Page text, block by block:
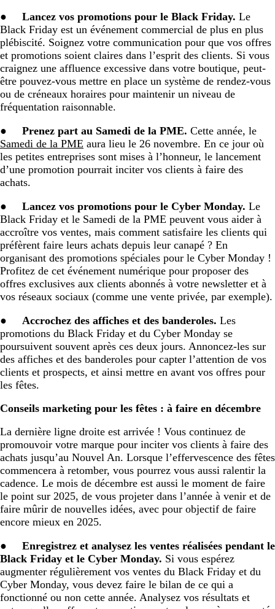
● Lancez vos promotions pour le Black Friday. Le
Black Friday est un événement commercial de plus en plus
plébiscité. Soignez votre communication pour que vos offres
et promotions soient claires dans l’esprit des clients. Si vous
craignez une affluence excessive dans votre boutique, peut-
être pouvez-vous mettre en place un système de rendez-vous
ou de créneaux horaires pour maintenir un niveau de
fréquentation raisonnable.
● Prenez part au Samedi de la PME. Cette année, le
Samedi de la PME aura lieu le 26 novembre. En ce jour où
les petites entreprises sont mises à l’honneur, le lancement
d’une promotion pourrait inciter vos clients à faire des
achats.
● Lancez vos promotions pour le Cyber Monday. Le
Black Friday et le Samedi de la PME peuvent vous aider à
accroître vos ventes, mais comment satisfaire les clients qui
préfèrent faire leurs achats depuis leur canapé ? En
organisant des promotions spéciales pour le Cyber Monday !
Profitez de cet événement numérique pour proposer des
offres exclusives aux clients abonnés à votre newsletter et à
vos réseaux sociaux (comme une vente privée, par exemple).
● Accrochez des affiches et des banderoles. Les
promotions du Black Friday et du Cyber Monday se
poursuivent souvent après ces deux jours. Annoncez-les sur
des affiches et des banderoles pour capter l’attention de vos
clients et prospects, et ainsi mettre en avant vos offres pour
les fêtes.
Conseils marketing pour les fêtes : à faire en décembre
La dernière ligne droite est arrivée ! Vous continuez de
promouvoir votre marque pour inciter vos clients à faire des
achats jusqu’au Nouvel An. Lorsque l’effervescence des fêtes
commencera à retomber, vous pourrez vous aussi ralentir la
cadence. Le mois de décembre est aussi le moment de faire
le point sur 2025, de vous projeter dans l’année à venir et de
faire mûrir de nouvelles idées, avec pour objectif de faire
encore mieux en 2025.
● Enregistrez et analysez les ventes réalisées pendant le
Black Friday et le Cyber Monday. Si vous espérez
augmenter régulièrement vos ventes du Black Friday et du
Cyber Monday, vous devez faire le bilan de ce qui a
fonctionné ou non cette année. Analysez vos résultats et